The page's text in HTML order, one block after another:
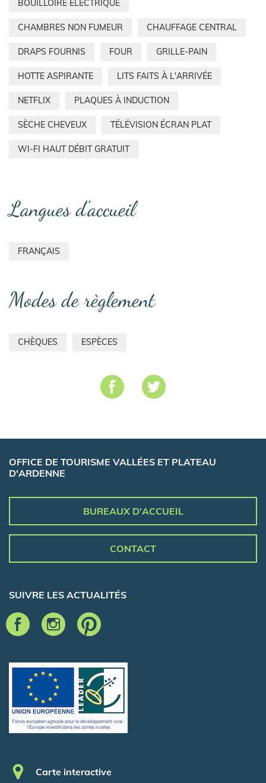
BOUILLOIRE ÉLECTRIQUE
CHAMBRES NON FUMEUR CHAUFFAGE CENTRAL
DRAPS FOURNIS FOUR GRILLE-PAIN
HOTTE ASPIRANTE LITS FAITS À L'ARRIVÉE
NETFLIX PLAQUES À INDUCTION
SÈCHE CHEVEUX TÉLÉVISION ÉCRAN PLAT
WI-FI HAUT DÉBIT GRATUIT
Langues d'accueil
FRANÇAIS
Modes de règlement
CHÈQUES ESPÈCES
OFFICE DE TOURISME VALLÉES ET PLATEAU
D'ARDENNE
BUREAUX D'ACCUEIL
CONTACT
SUIVRE LES ACTUALITÉS
Pied de page
Carte interactive